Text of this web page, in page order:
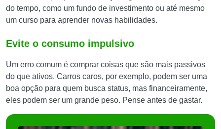
do tempo, como um fundo de investimento ou até mesmo
um curso para aprender novas habilidades.
Evite o consumo impulsivo
Um erro comum é comprar coisas que são mais passivos
do que ativos. Carros caros, por exemplo, podem ser uma
boa opção para quem busca status, mas financeiramente,
eles podem ser um grande peso. Pense antes de gastar.